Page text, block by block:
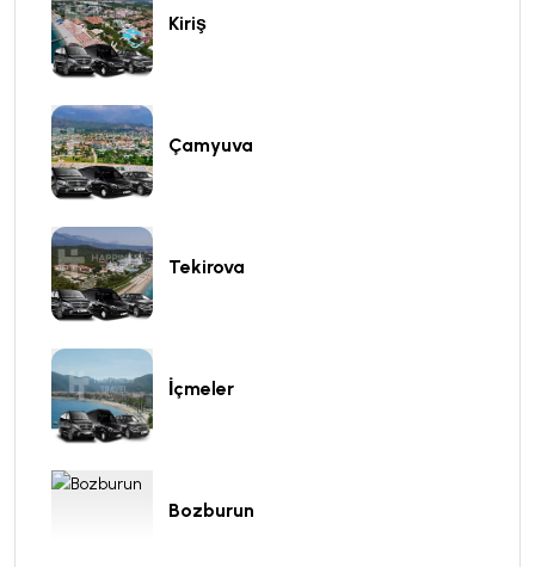
Kiriş
Çamyuva
Tekirova
İçmeler
Bozburun